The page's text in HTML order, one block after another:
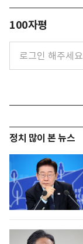
100자평
정치 많이 본 뉴스